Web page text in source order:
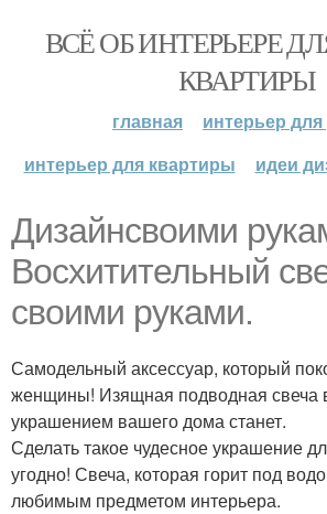
ВСЁ ОБ ИНТЕРЬЕРЕ
КВАРТИРЫ
главная
интерьер
интерьер для квартиры
идеи
Дизайнсвоими
Восхитительный
своими руками.
Самодельный аксессуар, который
женщины! Изящная подводная свеча
украшением вашего дома станет.
Сделать такое чудесное украшение
угодно! Свеча, которая горит под
любимым предметом интерьера.